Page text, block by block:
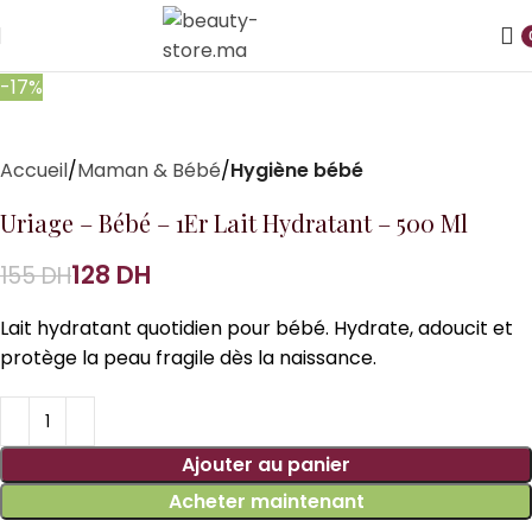
-17%
Accueil Maman & Bébé Hygiène bébé
Uriage – Bébé – 1Er Lait Hydratant – 500 Ml
155DH128 DH
Lait hydratant quotidien pour bébé. Hydrate, adoucit et
protège la peau fragile dès la naissance.
Ajouter au panier
Acheter maintenant